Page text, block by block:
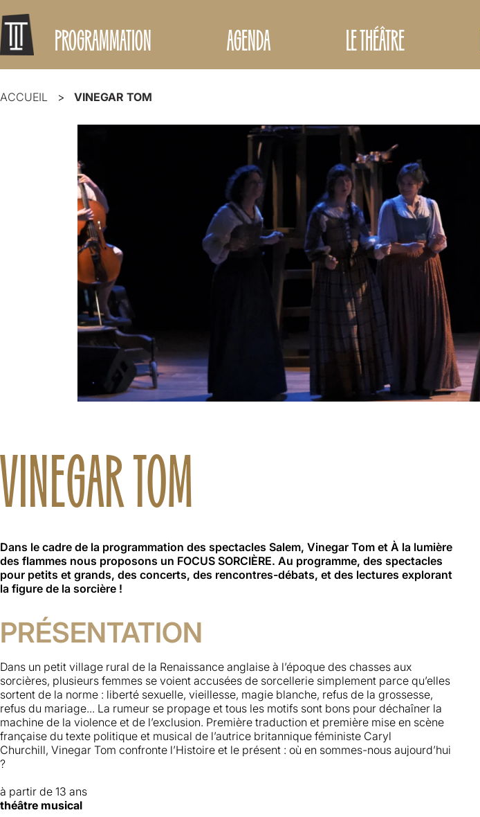
PROGRAMMATION AGENDA LE THÉÂTRE
ACCUEIL VINEGAR TOM
VINEGAR TOM
Dans le cadre de la programmation des spectacles Salem, Vinegar Tom et À la lumière
des flammes nous proposons un FOCUS SORCIÈRE. Au programme, des spectacles
pour petits et grands, des concerts, des rencontres-débats, et des lectures explorant
la figure de la sorcière !
PRÉSENTATION
Dans un petit village rural de la Renaissance anglaise à l’époque des chasses aux
sorcières, plusieurs femmes se voient accusées de sorcellerie simplement parce qu’elles
sortent de la norme : liberté sexuelle, vieillesse, magie blanche, refus de la grossesse,
refus du mariage... La rumeur se propage et tous les motifs sont bons pour déchaîner la
machine de la violence et de l’exclusion. Première traduction et première mise en scène
française du texte politique et musical de l’autrice britannique féministe Caryl
Churchill, Vinegar Tom confronte l’Histoire et le présent : où en sommes-nous aujourd’hui
?
à partir de 13 ans
théâtre musical